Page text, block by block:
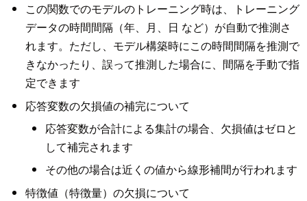
この関数でのモデルのトレーニング時は、トレーニング
データの時間間隔（年、月、日 など）が自動で推測さ
れます。ただし、モデル構築時にこの時間間隔を推測で
きなかったり、誤って推測した場合に、間隔を手動で指
定できます
応答変数の欠損値の補完について
応答変数が合計による集計の場合、欠損値はゼロと
して補完されます
その他の場合は近くの値から線形補間が行われます
特徴値（特徴量）の欠損について